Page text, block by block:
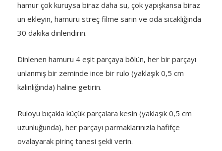
hamur çok kuruysa biraz daha su, çok yapışkansa biraz
un ekleyin, hamuru streç filme sarın ve oda sıcaklığında
30 dakika dinlendirin.
Dinlenen hamuru 4 eşit parçaya bölün, her bir parçayı
unlanmış bir zeminde ince bir rulo (yaklaşık 0,5 cm
kalınlığında) haline getirin.
Ruloyu bıçakla küçük parçalara kesin (yaklaşık 0,5 cm
uzunluğunda), her parçayı parmaklarınızla hafifçe
ovalayarak pirinç tanesi şekli verin.